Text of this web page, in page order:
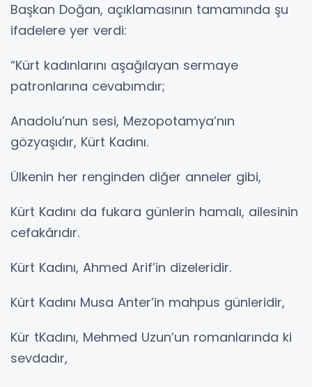
Başkan Doğan, açıklamasının tamamında şu
ifadelere yer verdi:
“Kürt kadınlarını aşağılayan sermaye
patronlarına cevabımdır;
Anadolu’nun sesi, Mezopotamya’nın
gözyaşıdır, Kürt Kadını.
Ülkenin her renginden diğer anneler gibi,
Kürt Kadını da fukara günlerin hamalı, ailesinin
cefakârıdır.
Kürt Kadını, Ahmed Arif’in dizeleridir.
Kürt Kadını Musa Anter’in mahpus günleridir,
Kür tKadını, Mehmed Uzun’un romanlarında ki
sevdadır,